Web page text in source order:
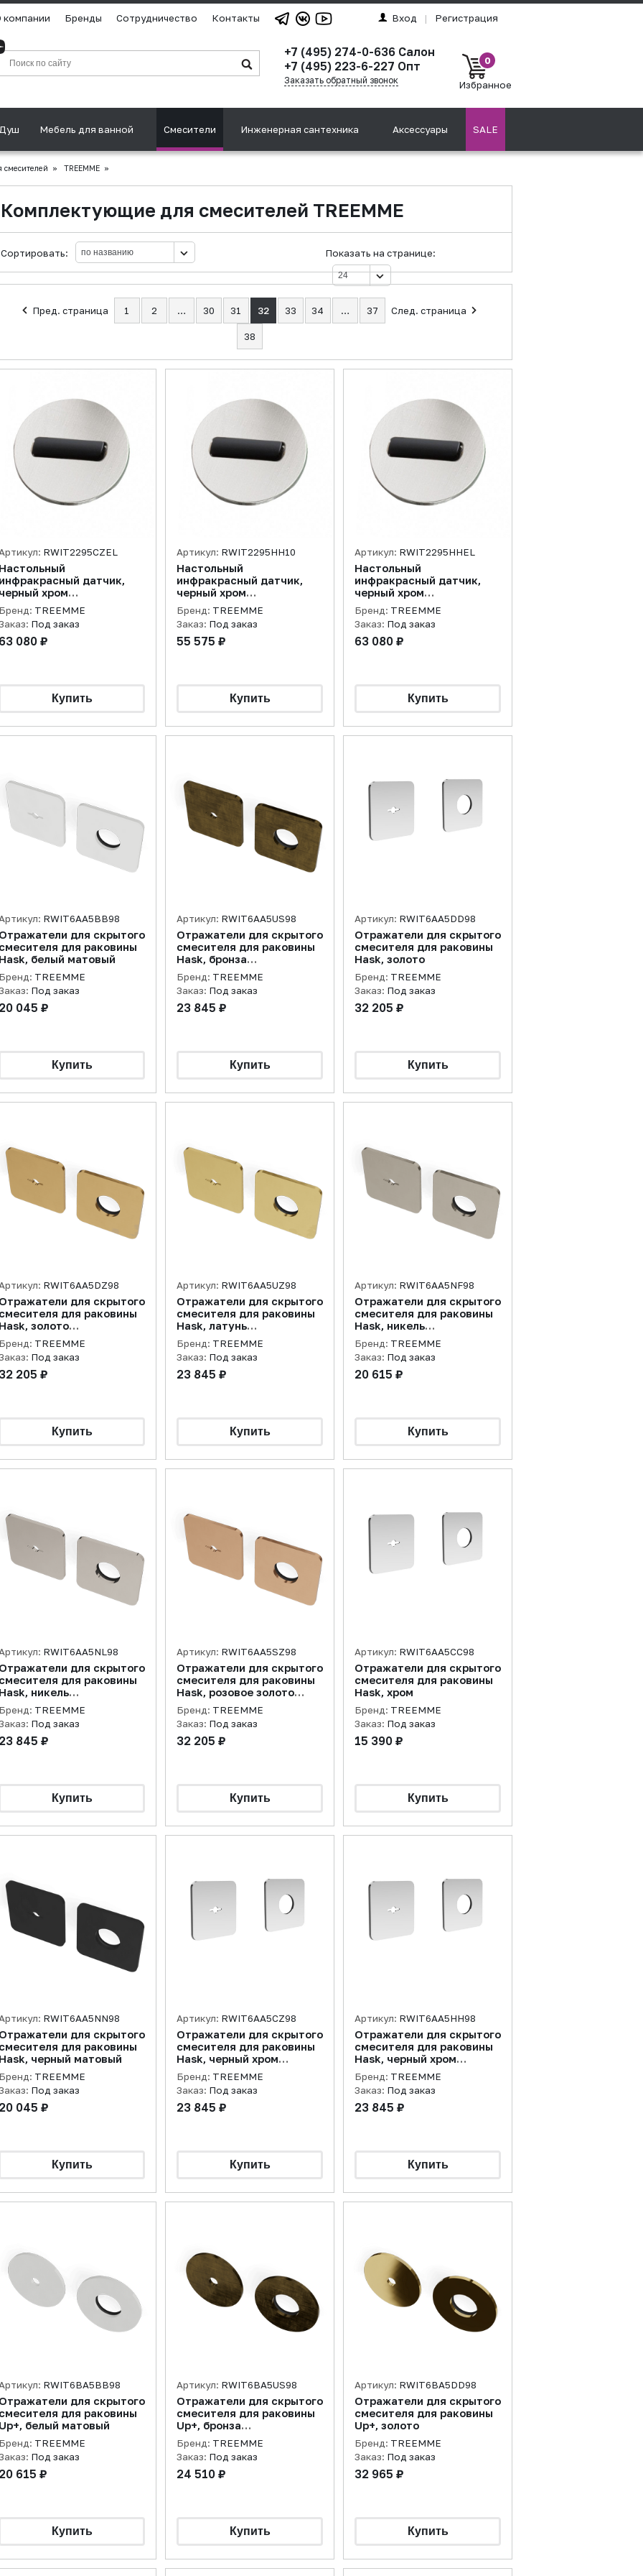
компании Бренды Сотрудничество Контакты Вход | Регистрация
+7 (495) 274-0-636 Салон
+7 (495) 223-6-227 Опт
Заказать обратный звонок
0
Избранное
Мебель для ванной Смесители Инженерная сантехника Аксессуары SALE
» TREEMME »
Комплектующие для смесителей TREEMME
Сортировать: Показать на странице:
Пред. страница След. страница
1 2 … 30 31 32 33 34 … 37
38
RWIT2295CZEL
датчик,
хром
TREEMME
Под заказ
080 ₽
Артикул: RWIT2295HH10
Настольный
инфракрасный датчик,
черный хром
полированный
Бренд: TREEMME
Заказ: Под заказ
55 575 ₽
Артикул: RWIT2295HHEL
Настольный
инфракрасный датчик,
черный хром
полированный
Бренд: TREEMME
Заказ: Под заказ
63 080 ₽
RWIT6AA5BB98
для скрытого
для раковины
белый матовый
TREEMME
Под заказ
045 ₽
Артикул: RWIT6AA5US98
Отражатели для скрытого
смесителя для раковины
Hask, бронза
брашированная
Бренд: TREEMME
Заказ: Под заказ
23 845 ₽
Артикул: RWIT6AA5DD98
Отражатели для скрытого
смесителя для раковины
Hask, золото
Бренд: TREEMME
Заказ: Под заказ
32 205 ₽
RWIT6AA5DZ98
для скрытого
для раковины
золото
TREEMME
Под заказ
205 ₽
Артикул: RWIT6AA5UZ98
Отражатели для скрытого
смесителя для раковины
Hask, латунь
брашированная
Бренд: TREEMME
Заказ: Под заказ
23 845 ₽
Артикул: RWIT6AA5NF98
Отражатели для скрытого
смесителя для раковины
Hask, никель
брашированный
Бренд: TREEMME
Заказ: Под заказ
20 615 ₽
RWIT6AA5NL98
для скрытого
для раковины
никель
TREEMME
Под заказ
845 ₽
Артикул: RWIT6AA5SZ98
Отражатели для скрытого
смесителя для раковины
Hask, розовое золото
брашированное
Бренд: TREEMME
Заказ: Под заказ
32 205 ₽
Артикул: RWIT6AA5CC98
Отражатели для скрытого
смесителя для раковины
Hask, хром
Бренд: TREEMME
Заказ: Под заказ
15 390 ₽
RWIT6AA5NN98
для скрытого
для раковины
черный матовый
TREEMME
Под заказ
045 ₽
Артикул: RWIT6AA5CZ98
Отражатели для скрытого
смесителя для раковины
Hask, черный хром
брашированный
Бренд: TREEMME
Заказ: Под заказ
23 845 ₽
Артикул: RWIT6AA5HH98
Отражатели для скрытого
смесителя для раковины
Hask, черный хром
полированный
Бренд: TREEMME
Заказ: Под заказ
23 845 ₽
RWIT6BA5BB98
для скрытого
для раковины
белый матовый
TREEMME
Под заказ
615 ₽
Артикул: RWIT6BA5US98
Отражатели для скрытого
смесителя для раковины
Up+, бронза
брашированная
Бренд: TREEMME
Заказ: Под заказ
24 510 ₽
Артикул: RWIT6BA5DD98
Отражатели для скрытого
смесителя для раковины
Up+, золото
Бренд: TREEMME
Заказ: Под заказ
32 965 ₽